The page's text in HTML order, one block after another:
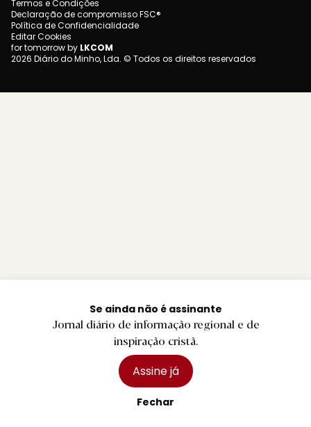
Se ainda não é assinante
Jornal diário de informação regional e de
inspiração cristã.
Assine já
Fechar
Termos e Condições
Declaração de compromisso FSC®
Política de Confidencialidade
Editar Cookies
for tomorrow by LKCOM
2026 Diário do Minho, Lda. © Todos os direitos reservados